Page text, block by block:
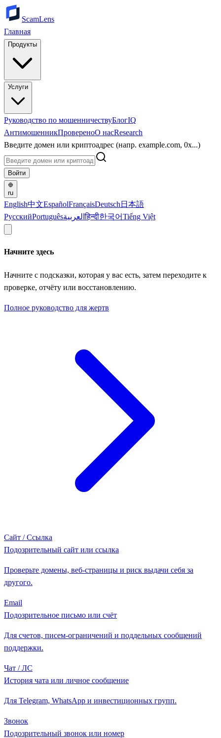
ScamLens
Главная
Продукты
Услуги
Руководство по мошенничествуБлогIQ
АнтимошенникПровереноО насResearch
Введите домен или криптоадрес (напр. example.com, 0x...)
Войти
ru
English中文EspañolFrançaisDeutsch 日本語
РусскийPortuguêsالعربيةहिन्दी한국어Tiếng Việt
Начните здесь
Начните с подсказки, которая у вас есть, затем переходите к
проверке, отчёту или восстановлению.
Полное руководство для жертв
Сайт / Ссылка
Подозрительный сайт или ссылка
Проверьте домены, веб-страницы и риск выдачи себя за
другого.
Email
Подозрительное письмо или счёт
Для счетов, писем-ограничений и поддельных сообщений
поддержки.
Чат / ЛС
История чата или личное сообщение
Для Telegram, WhatsApp и инвестиционных групп.
Звонок
Подозрительный звонок или номер